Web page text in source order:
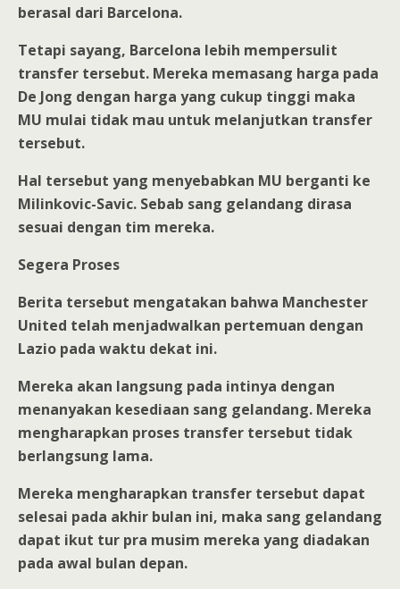
berasal dari Barcelona.
Tetapi sayang, Barcelona lebih mempersulit
transfer tersebut. Mereka memasang harga pada
De Jong dengan harga yang cukup tinggi maka
MU mulai tidak mau untuk melanjutkan transfer
tersebut.
Hal tersebut yang menyebabkan MU berganti ke
Milinkovic-Savic. Sebab sang gelandang dirasa
sesuai dengan tim mereka.
Segera Proses
Berita tersebut mengatakan bahwa Manchester
United telah menjadwalkan pertemuan dengan
Lazio pada waktu dekat ini.
Mereka akan langsung pada intinya dengan
menanyakan kesediaan sang gelandang. Mereka
mengharapkan proses transfer tersebut tidak
berlangsung lama.
Mereka mengharapkan transfer tersebut dapat
selesai pada akhir bulan ini, maka sang gelandang
dapat ikut tur pra musim mereka yang diadakan
pada awal bulan depan.